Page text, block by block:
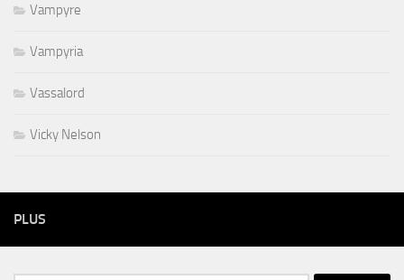
Vampyre
Vampyria
Vassalord
Vicky Nelson
PLUS